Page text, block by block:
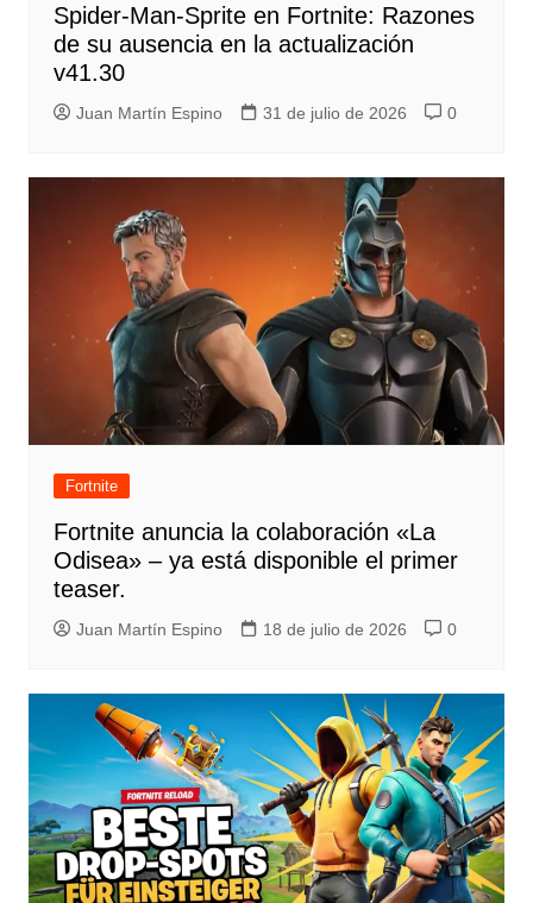
Spider-Man-Sprite en Fortnite: Razones
de su ausencia en la actualización
v41.30
Juan Martín Espino 31 de julio de 2026 0
Fortnite
Fortnite anuncia la colaboración «La
Odisea» – ya está disponible el primer
teaser.
Juan Martín Espino 18 de julio de 2026 0